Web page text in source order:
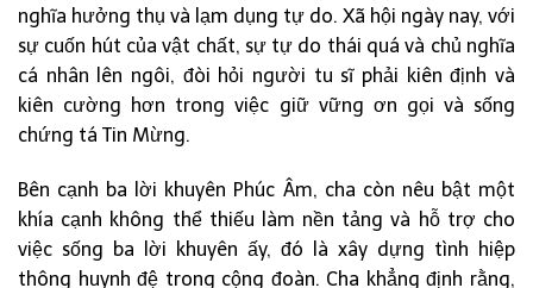
nghĩa hưởng thụ và lạm dụng tự do. Xã hội ngày nay, với
sự cuốn hút của vật chất, sự tự do thái quá và chủ nghĩa
cá nhân lên ngôi, đòi hỏi người tu sĩ phải kiên định và
kiên cường hơn trong việc giữ vững ơn gọi và sống
chứng tá Tin Mừng.
Bên cạnh ba lời khuyên Phúc Âm, cha còn nêu bật một
khía cạnh không thể thiếu làm nền tảng và hỗ trợ cho
việc sống ba lời khuyên ấy, đó là xây dựng tình hiệp
thông huynh đệ trong cộng đoàn. Cha khẳng định rằng,